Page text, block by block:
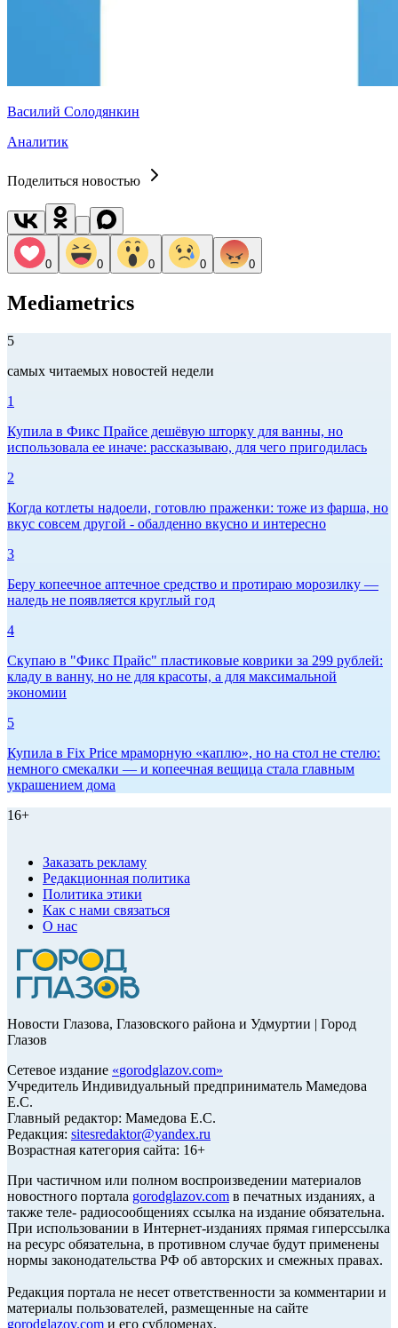
Василий Солодянкин
Аналитик
Поделиться новостью
0 0 0 0 0
Mediametrics
5
самых читаемых новостей недели
1
Купила в Фикс Прайсе дешёвую шторку для ванны, но
использовала ее иначе: рассказываю, для чего пригодилась
2
Когда котлеты надоели, готовлю праженки: тоже из фарша, но
вкус совсем другой - обалденно вкусно и интересно
3
Беру копеечное аптечное средство и протираю морозилку —
наледь не появляется круглый год
4
Скупаю в "Фикс Прайс" пластиковые коврики за 299 рублей:
кладу в ванну, но не для красоты, а для максимальной
экономии
5
Купила в Fix Price мраморную «каплю», но на стол не стелю:
немного смекалки — и копеечная вещица стала главным
украшением дома
16+
Заказать рекламу
Редакционная политика
Политика этики
Как с нами связаться
О нас
Новости Глазова, Глазовского района и Удмуртии | Город
Глазов
Сетевое издание «gorodglazov.com»
Учредитель Индивидуальный предприниматель Мамедова
Е.С.
Главный редактор: Мамедова Е.С.
Редакция: sitesredaktor@yandex.ru
Возрастная категория сайта: 16+
При частичном или полном воспроизведении материалов
новостного портала gorodglazov.com в печатных изданиях, а
также теле- радиосообщениях ссылка на издание обязательна.
При использовании в Интернет-изданиях прямая гиперссылка
на ресурс обязательна, в противном случае будут применены
нормы законодательства РФ об авторских и смежных правах.
Редакция портала не несет ответственности за комментарии и
материалы пользователей, размещенные на сайте
gorodglazov.com и его субдоменах.